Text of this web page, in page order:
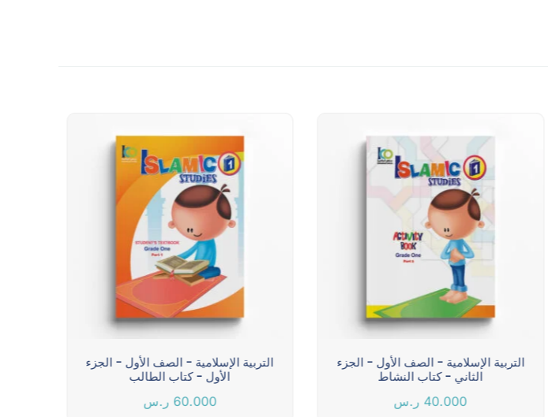
التربية الإسلامية - الصف الأول - الجزء
الثاني - كتاب النشاط
40.000 ر.س
التربية الإسلامية - الصف الأول - الجزء
الأول - كتاب الطالب
60.000 ر.س